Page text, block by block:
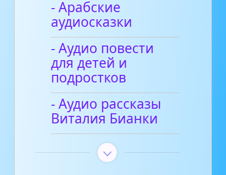
- Арабские
аудиосказки
- Аудио повести
для детей и
подростков
- Аудио рассказы
Виталия Бианки